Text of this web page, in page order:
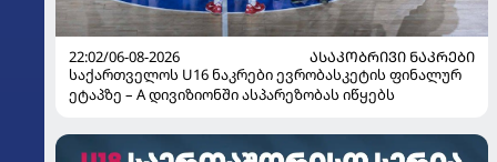
22:02/06-08-2026
ᲐᲡᲐᲙᲝᲑᲠᲘᲕᲘ ᲜᲐᲙᲠᲔᲑᲘ
საქართველოს U16 ნაკრები ევრობასკეტის ფინალურ
ეტაპზე – A დივიზიონში ასპარეზობას იწყებს